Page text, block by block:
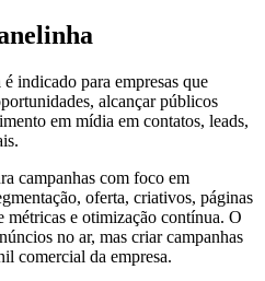
é indicado para empresas que
alcançar públicos
em mídia em contatos, leads,
campanhas com foco em
oferta, criativos, páginas
métricas e otimização contínua. O
no ar, mas criar campanhas
comercial da empresa.